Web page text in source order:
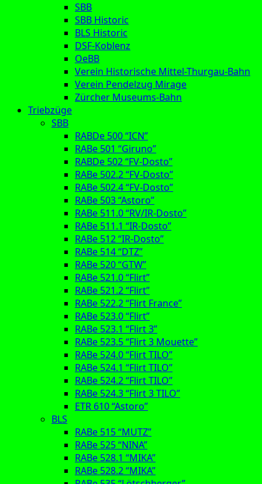
SBB
SBB Historic
BLS Historic
DSF-Koblenz
OeBB
Verein Historische Mittel-Thurgau-Bahn
Verein Pendelzug Mirage
Zürcher Museums-Bahn
Triebzüge
SBB
RABDe 500 “ICN”
RABe 501 “Giruno”
RABDe 502 “FV-Dosto”
RABe 502.2 “FV-Dosto”
RABe 502.4 “FV-Dosto”
RABe 503 “Astoro”
RABe 511.0 “RV/IR-Dosto”
RABe 511.1 “IR-Dosto”
RABe 512 “IR-Dosto”
RABe 514 “DTZ”
RABe 520 “GTW”
RABe 521.0 “Flirt”
RABe 521.2 “Flirt”
RABe 522.2 “Flirt France”
RABe 523.0 “Flirt”
RABe 523.1 “Flirt 3”
RABe 523.5 “Flirt 3 Mouette”
RABe 524.0 “Flirt TILO”
RABe 524.1 “Flirt TILO”
RABe 524.2 “Flirt TILO”
RABe 524.3 “Flirt 3 TILO”
ETR 610 “Astoro”
BLS
RABe 515 “MUTZ”
RABe 525 “NINA”
RABe 528.1 “MIKA”
RABe 528.2 “MIKA”